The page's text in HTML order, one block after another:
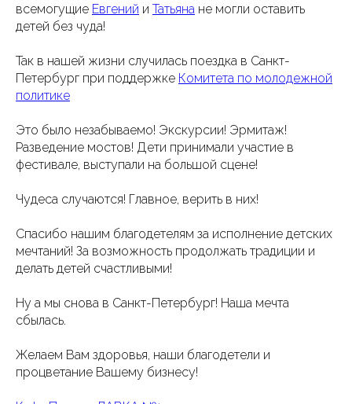
всемогущие Евгений и Татьяна не могли оставить
детей без чуда!
Так в нашей жизни случилась поездка в Санкт-
Петербург при поддержке Комитета по молодежной
политике
Это было незабываемо! Экскурсии! Эрмитаж!
Разведение мостов! Дети принимали участие в
фестивале, выступали на большой сцене!
Чудеса случаются! Главное, верить в них!
Спасибо нашим благодетелям за исполнение детских
мечтаний! За возможность продолжать традиции и
делать детей счастливыми!
Ну а мы снова в Санкт-Петербург! Наша мечта
сбылась.
Желаем Вам здоровья, наши благодетели и
процветание Вашему бизнесу!